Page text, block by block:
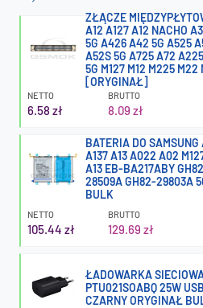
ZŁĄCZE
A12 A127 A12 NACHO
5G A426 A42 5G A525
A52S 5G A725 A72
5G M127 M12 M225
[ORYGINAŁ]
NETTO
6.58 zł
BRUTTO
8.09 zł
BATERIA DO SAMSUNG
A137 A13 A022 A02
A13 EB-BA217ABY
28509A GH82-29803A
BULK
NETTO
105.44 zł
BRUTTO
129.69 zł
ŁADOWARKA
PTU021SOABQ 25W
CZARNY ORYGINAŁ